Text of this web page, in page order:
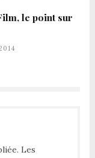
le point sur
Les